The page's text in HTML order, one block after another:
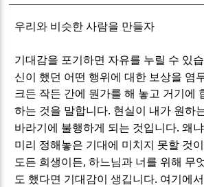
우리와 비슷한 사람을 만들자
기대감을 포기하면 자유를 누릴 수 있
신이 했던 어떤 행위에 대한 보상을 염
크든 작든 간에 뭔가를 해 놓고 거기에
하는 것을 말합니다. 현실이 내가 원하
바라기에 불행하게 되는 것입니다.왜
미리 정해놓은 기대에 미치지 못할 것
도든 희생이든,하느님과 너를 위해 무
도 했다면 기대감이 생깁니다. 여기에
Sketchbook5, 스케
Sketchbook5, 스케